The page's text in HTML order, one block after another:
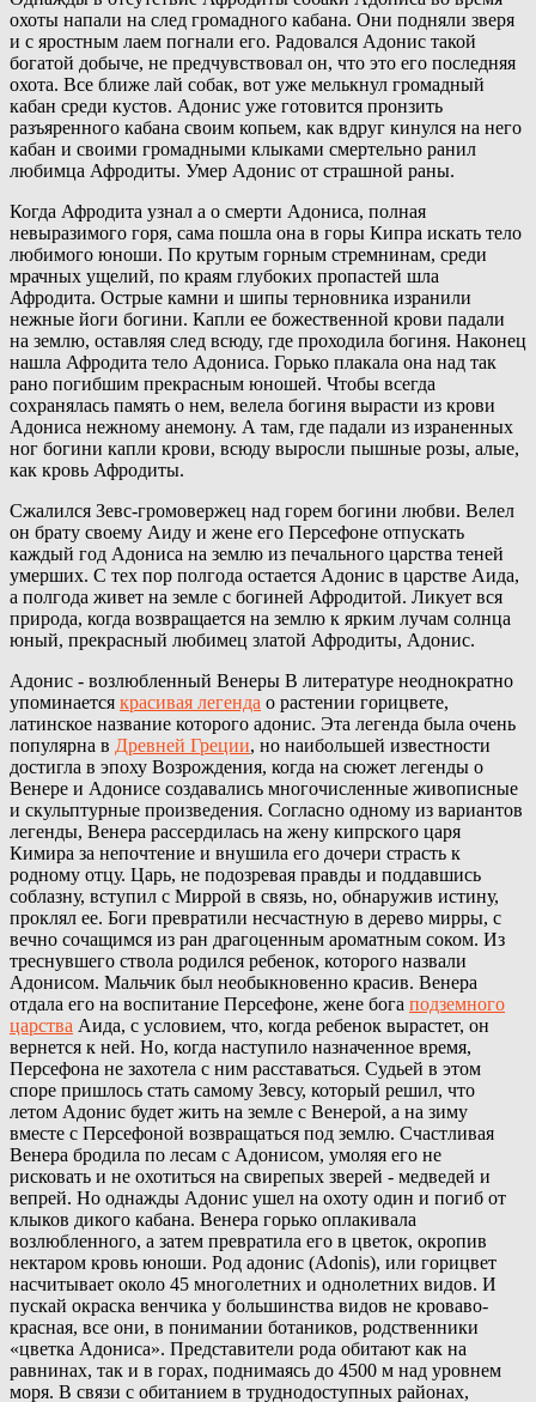
охоты напали на след громадного кабана. Они подняли зверя
и с яростным лаем погнали его. Радовался Адонис такой
богатой добыче, не предчувствовал он, что это его последняя
охота. Все ближе лай собак, вот уже мелькнул громадный
кабан среди кустов. Адонис уже готовится пронзить
разъяренного кабана своим копьем, как вдруг кинулся на него
кабан и своими громадными клыками смертельно ранил
любимца Афродиты. Умер Адонис от страшной раны.
Когда Афродита узнал а о смерти Адониса, полная
невыразимого горя, сама пошла она в горы Кипра искать тело
любимого юноши. По крутым горным стремнинам, среди
мрачных ущелий, по краям глубоких пропастей шла
Афродита. Острые камни и шипы терновника изранили
нежные йоги богини. Капли ее божественной крови падали
на землю, оставляя след всюду, где проходила богиня. Наконец
нашла Афродита тело Адониса. Горько плакала она над так
рано погибшим прекрасным юношей. Чтобы всегда
сохранялась память о нем, велела богиня вырасти из крови
Адониса нежному анемону. А там, где падали из израненных
ног богини капли крови, всюду выросли пышные розы, алые,
как кровь Афродиты.
Сжалился Зевс-громовержец над горем богини любви. Велел
он брату своему Аиду и жене его Персефоне отпускать
каждый год Адониса на землю из печального царства теней
умерших. С тех пор полгода остается Адонис в царстве Аида,
а полгода живет на земле с богиней Афродитой. Ликует вся
природа, когда возвращается на землю к ярким лучам солнца
юный, прекрасный любимец златой Афродиты, Адонис.
Адонис - возлюбленный Венеры В литературе неоднократно
упоминается красивая легенда о растении горицвете,
латинское название которого адонис. Эта легенда была очень
популярна в Древней Греции, но наибольшей известности
достигла в эпоху Возрождения, когда на сюжет легенды о
Венере и Адонисе создавались многочисленные живописные
и скульптурные произведения. Согласно одному из вариантов
легенды, Венера рассердилась на жену кипрского царя
Кимира за непочтение и внушила его дочери страсть к
родному отцу. Царь, не подозревая правды и поддавшись
соблазну, вступил с Миррой в связь, но, обнаружив истину,
проклял ее. Боги превратили несчастную в дерево мирры, с
вечно сочащимся из ран драгоценным ароматным соком. Из
треснувшего ствола родился ребенок, которого назвали
Адонисом. Мальчик был необыкновенно красив. Венера
отдала его на воспитание Персефоне, жене бога подземного
царства Аида, с условием, что, когда ребенок вырастет, он
вернется к ней. Но, когда наступило назначенное время,
Персефона не захотела с ним расставаться. Судьей в этом
споре пришлось стать самому Зевсу, который решил, что
летом Адонис будет жить на земле с Венерой, а на зиму
вместе с Персефоной возвращаться под землю. Счастливая
Венера бродила по лесам с Адонисом, умоляя его не
рисковать и не охотиться на свирепых зверей - медведей и
вепрей. Но однажды Адонис ушел на охоту один и погиб от
клыков дикого кабана. Венера горько оплакивала
возлюбленного, а затем превратила его в цветок, окропив
нектаром кровь юноши. Род адонис (Adonis), или горицвет
насчитывает около 45 многолетних и однолетних видов. И
пускай окраска венчика у большинства видов не кроваво-
красная, все они, в понимании ботаников, родственники
«цветка Адониса». Представители рода обитают как на
равнинах, так и в горах, поднимаясь до 4500 м над уровнем
моря. В связи с обитанием в труднодоступных районах,